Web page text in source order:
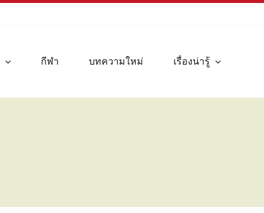
กีฬา บทความใหม่ เรื่องน่ารู้